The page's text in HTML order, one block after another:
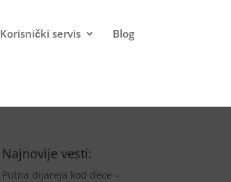
Korisnički servis Blog
Najnovije vesti:
Putna dijareja kod dece –